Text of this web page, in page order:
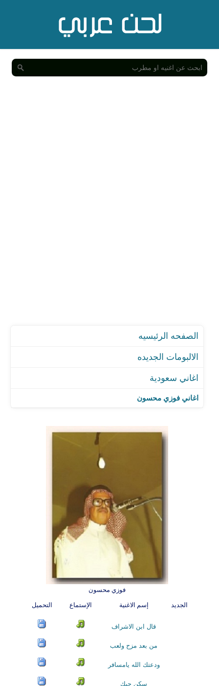
اغاني فوزي محسون
فوزي محسون
الجديد إسم الاغنية الإستماع التحميل
قال ابن الاشراف
من بعد مزح ولعب
ودعتك الله يامسافر
سكن حبك